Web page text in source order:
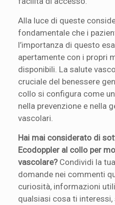
Alla luce di queste
fondamentale che i
l’importanza di questo
apertamente con i propri
disponibili. La salute
cruciale del benessere
collo si configura come
nella prevenzione e nella
vascolari.
Hai mai considerato di
Ecodoppler al collo per
vascolare?Condividi la
domande nei commenti
curiosità, informazioni
qualsiasi cosa ti interessi,